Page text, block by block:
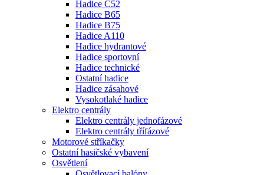
Hadice C52
Hadice B65
Hadice B75
Hadice A110
Hadice hydrantové
Hadice sportovní
Hadice technické
Ostatní hadice
Hadice zásahové
Vysokotlaké hadice
Elektro centrály
Elektro centrály jednofázové
Elektro centrály třífázové
Motorové stříkačky
Ostatní hasičské vybavení
Osvětlení